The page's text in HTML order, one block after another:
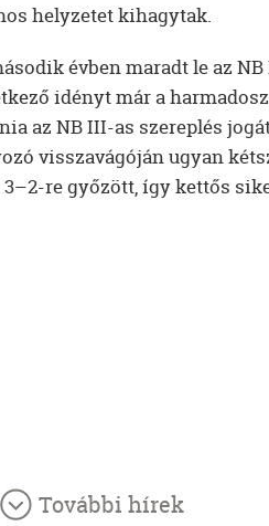
helyzetet kihagytak.
évben maradt le az
idényt már a
az NB III-as szereplés
visszavágóján ugyan
re győzött, így kettős
További hírek